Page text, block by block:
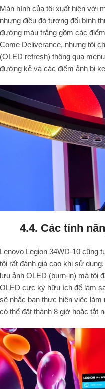
Màn hình của tôi xuất hiện với
nhưng điều đó tương đối bình
đường màu trắng gồm các
Come Deliverance, nhưng tôi
(OLED refresh) thông qua
đường kẻ và các điểm ảnh bị
4.4. Các tính
Lenovo Legion 34WD-10 cũng
tôi rất đánh giá cao khi sử
lưu ảnh OLED (burn-in) mà tôi
OLED cực kỳ hữu ích để làm
sẽ nhắc bạn thực hiện việc
có thể đặt thành 8 giờ hoặc tắt